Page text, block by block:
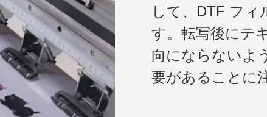
して、DTF フィ
す。転写後にテ
向にならないよ
要があることに